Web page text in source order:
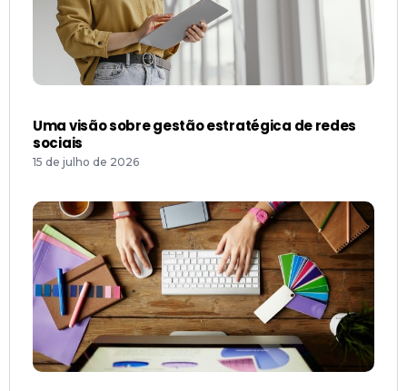
Uma visão sobre gestão estratégica de redes
sociais
15 de julho de 2026